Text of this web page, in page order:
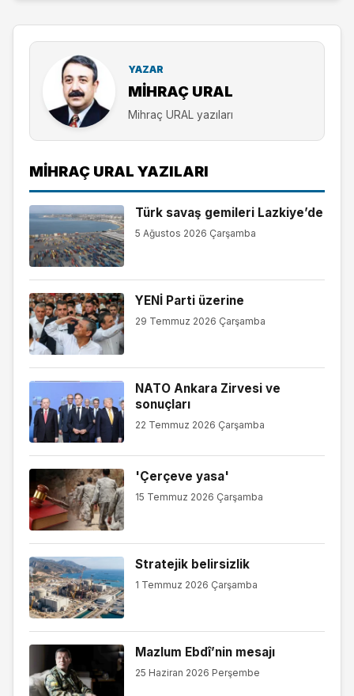
YAZAR
MIHRAÇ URAL
Mihraç URAL yazıları
MIHRAÇ URAL YAZILARI
Türk savaş gemileri Lazkiye’de
5 Ağustos 2026 Çarşamba
YENİ Parti üzerine
29 Temmuz 2026 Çarşamba
NATO Ankara Zirvesi ve
sonuçları
22 Temmuz 2026 Çarşamba
'Çerçeve yasa'
15 Temmuz 2026 Çarşamba
Stratejik belirsizlik
1 Temmuz 2026 Çarşamba
Mazlum Ebdî’nin mesajı
25 Haziran 2026 Perşembe